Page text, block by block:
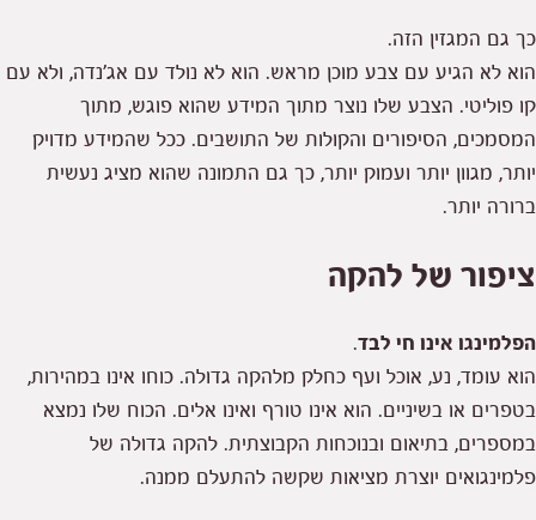
כך גם המגזין הזה.
הוא לא הגיע עם צבע מוכן מראש. הוא לא נולד עם אג׳נדה, ולא עם
קו פוליטי. הצבע שלו נוצר מתוך המידע שהוא פוגש, מתוך
המסמכים, הסיפורים והקולות של התושבים. ככל שהמידע מדויק
יותר, מגוון יותר ועמוק יותר, כך גם התמונה שהוא מציג נעשית
ברורה יותר.
ציפור של להקה
הפלמינגו אינו חי לבד.
הוא עומד, נע, אוכל ועף כחלק מלהקה גדולה. כוחו אינו במהירות,
בטפרים או בשיניים. הוא אינו טורף ואינו אלים. הכוח שלו נמצא
במספרים, בתיאום ובנוכחות הקבוצתית. להקה גדולה של
פלמינגואים יוצרת מציאות שקשה להתעלם ממנה.